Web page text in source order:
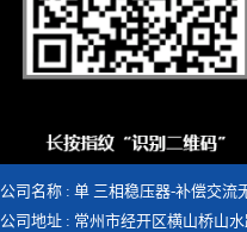
公司名称 : 单 三相稳压器-补偿交
公司地址 : 常州市经开区横山桥山